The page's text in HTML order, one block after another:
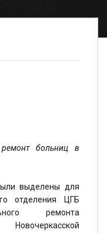
больниц в
выделены для
отделения ЦГБ
ремонта
Новочеркасской